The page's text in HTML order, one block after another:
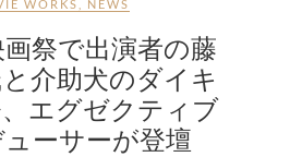
WORKS NEWS
祭で出演者の藤
介助犬のダイキ
エグゼクティブ
ーサーが登壇